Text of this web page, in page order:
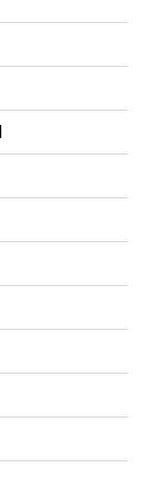
à 12h30
aux
des salles
ou à
trouvent
garantit de